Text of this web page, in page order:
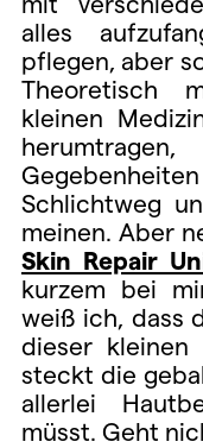
alles
pflegen, aber
Theoretisch
kleinen
Schlichtweg
meinen. Aber
Skin Repair
kurzem bei
weiß ich, dass
dieser kleinen
steckt die
allerlei
müsst. Geht